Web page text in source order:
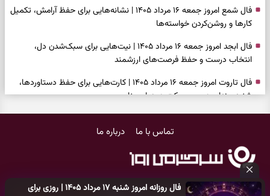
فال روزانه امروز شنبه ۱۷ مرداد ۱۴۰۵ | روزی برای
فال شمع امروز جمعه ۱۶ مرداد ۱۴۰۵ | نشانه‌هایی برای حفظ آرامش، تکمیل
کارها و روشن‌کردن خواسته‌ها
فال ابجد امروز جمعه ۱۶ مرداد ۱۴۰۵ | نیت‌هایی برای سبک‌شدن دل،
انتخاب درست و حفظ فرصت‌های ارزشمند
فال تاروت امروز جمعه ۱۶ مرداد ۱۴۰۵ | کارت‌هایی برای حفظ دستاوردها،
شنیدن ندای درون و حرکت در زمان مناسب
دیدن ارزش مسیرهای آرام
وقتی همه راه‌ها بسته شد، این دعای گشایش را بخوانید؛ ذکر معتبر برای
آسان شدن فوری کارهای سخت
فال فرشتگان امروز جمعه ۱۶ مرداد ۱۴۰۵ | پیام‌هایی برای آرام‌کردن ذهن و
تماس با ما درباره ما